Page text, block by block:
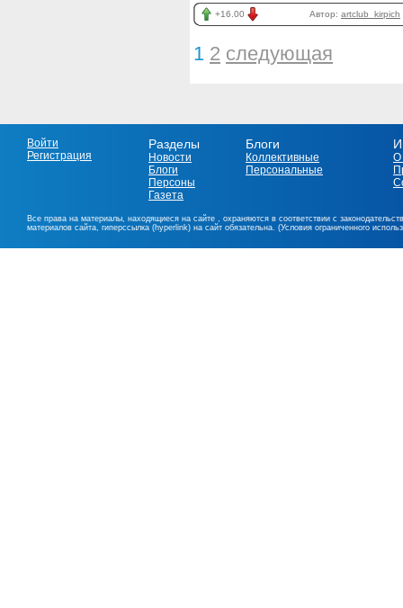
+16.00 Автор: artclub_kirpich
1 2 следующая
Войти
Регистрация
Разделы
Новости
Блоги
Персоны
Газета
Блоги
Коллективные
Персональные
О
Все права на материалы, находящиеся на сайте , охраняются в соответствии с
материалов сайта, гиперссылка (hyperlink) на сайт обязательна. (Условия ограниченного